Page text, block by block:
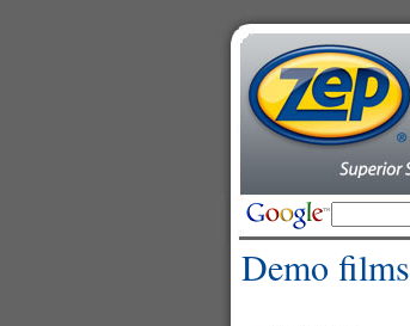
Demo films